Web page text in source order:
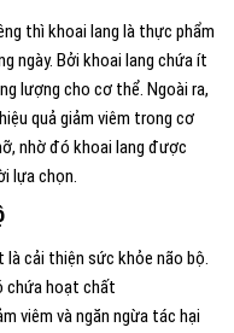
thì khoai lang là thực phẩm
ngày. Bởi khoai lang chứa ít
lượng cho cơ thể. Ngoài ra,
quả giảm viêm trong cơ
nhờ đó khoai lang được
lựa chọn.
là cải thiện sức khỏe não bộ.
chứa hoạt chất
viêm và ngăn ngừa tác hại